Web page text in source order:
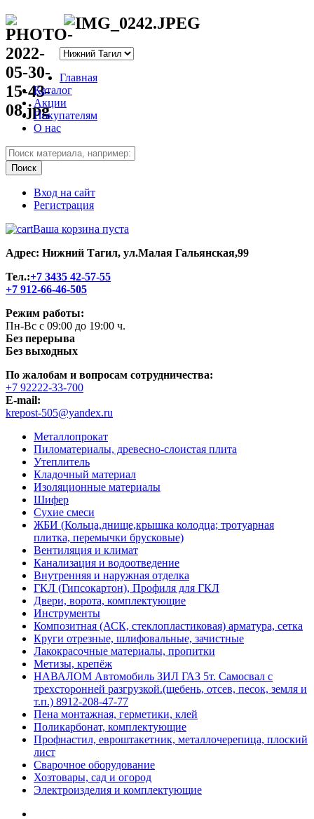
Главная
Каталог
Акции
Покупателям
О нас
Вход на сайт
Регистрация
Ваша корзина пуста
Адрес: Нижний Тагил, ул.Малая Гальянская,99
Тел.:+7 3435 42-57-55
+7 912-66-46-505
Режим работы:
Пн-Вс с 09:00 до 19:00 ч.
Без перерыва
Без выходных
По жалобам и вопросам сотрудничества:
+7 92222-33-700
E-mail:
krepost-505@yandex.ru
Металлопрокат
Пиломатериалы, древесно-слоистая плита
Утеплитель
Кладочный материал
Изоляционные материалы
Шифер
Сухие смеси
ЖБИ (Кольца,днище,крышка колодца; тротуарная
плитка, перемычки брусковые)
Вентиляция и климат
Канализация и водоотведение
Внутренняя и наружная отделка
ГКЛ (Гипсокартон), Профиля для ГКЛ
Двери, ворота, комплектующие
Инструменты
Композитная (АСК, стеклопластиковая) арматура, сетка
Круги отрезные, шлифовальные, зачистные
Лакокрасочные материалы, пропитки
Метизы, крепёж
НАВАЛОМ Автомобиль ЗИЛ ГАЗ 5т. Самосвал с
трехсторонней разгрузкой.(щебень, отсев, песок, земля и
т.п.) 8912-208-47-77
Пена монтажная, герметики, клей
Поликарбонат, комплектующие
Профнастил, евроштакетник, металлочерепица, плоский
лист
Сварочное оборудование
Хозтовары, сад и огород
Электроизделия и комплектующие